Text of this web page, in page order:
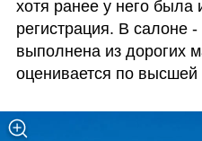
хотя ранее у него была
регистрация. В салоне -
выполнена из дорогих
оценивается по